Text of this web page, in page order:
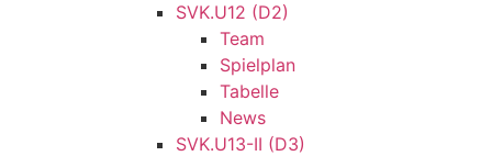
SVK.U12 (D2)
Team
Spielplan
Tabelle
News
SVK.U13-II (D3)